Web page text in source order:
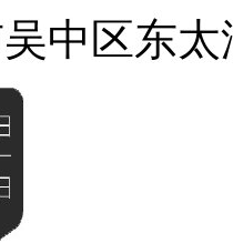
中区东太